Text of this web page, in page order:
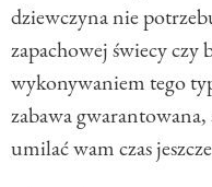
dziewczyna nie
zapachowej świecy
wykonywaniem tego
zabawa
umilać wam czas